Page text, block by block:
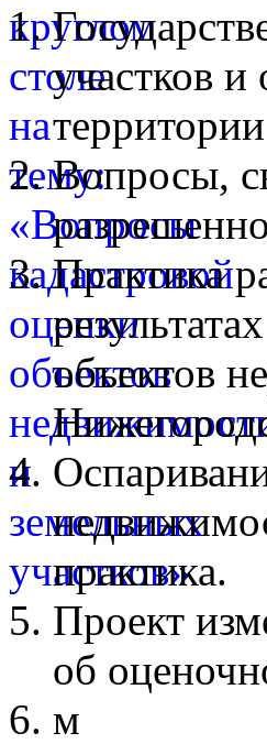
участков и
Вопросы,
Практика
объектов
практика.
Проект
об
м